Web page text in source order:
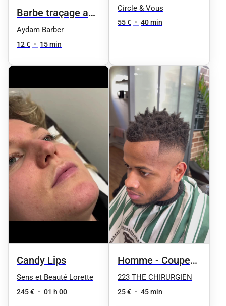
Barbe traçage au
fil
Aydam Barber
12 € • 15 min
séance de
luminothérapie
éclat - rides - anti
imperfections
Circle & Vous
55 € • 40 min
Candy Lips
Sens et Beauté Lorette
245 € • 01 h 00
Homme - Coupe
et taille de la
barbe
223 THE CHIRURGIEN
25 € • 45 min